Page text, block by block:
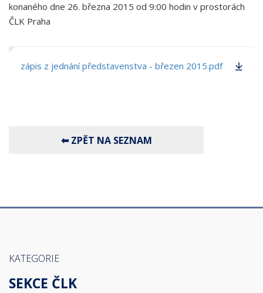
konaného dne 26. března 2015 od 9:00 hodin v prostorách
ČLK Praha
zápis z jednání představenstva - březen 2015.pdf
KATEGORIE
SEKCE ČLK